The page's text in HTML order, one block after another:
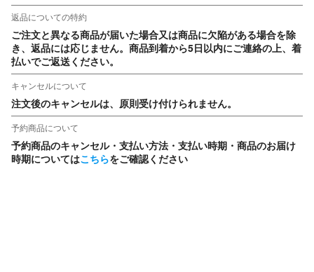
返品についての特約
ご注文と異なる商品が届いた場合又は商品に欠陥がある場合を除
き、返品には応じません。商品到着から5日以内にご連絡の上、着
払いでご返送ください。
キャンセルについて
注文後のキャンセルは、原則受け付けられません。
予約商品について
予約商品のキャンセル・支払い方法・支払い時期・商品のお届け
時期についてはこちらをご確認ください